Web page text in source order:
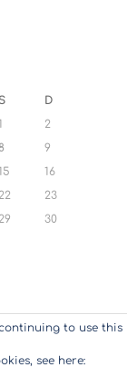
S
D
2
8
9
16
22
23
29
30
to use this
see here: